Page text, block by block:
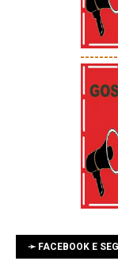
➛ FACEBOOK E